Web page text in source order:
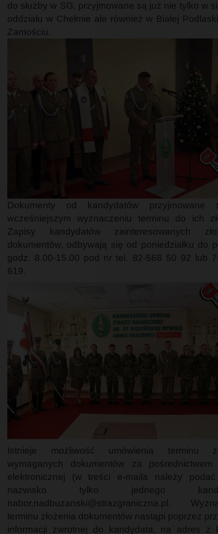
do służby w SG, przyjmowane są już nie tylko w
oddziału w Chełmie ale również w Białej
Zamościu.
Dokumenty od kandydatów
wcześniejszym wyznaczeniu terminu do ich
Zapisy kandydatów zainteresowanych
dokumentów, odbywają się od poniedziałku do
godz. 8.00-15.00 pod nr tel. 82-568 50 92 lub
619.
Istnieje możliwość umówienia terminu
wymaganych dokumentów za pośrednictwem
elektronicznej (w treści e-maila należy
nazwisko tylko jednego
nabor.nadbuzanski@strazgraniczna.pl.
terminu złożenia dokumentów nastąpi poprzez
informacji zwrotnej do kandydata, na adres z